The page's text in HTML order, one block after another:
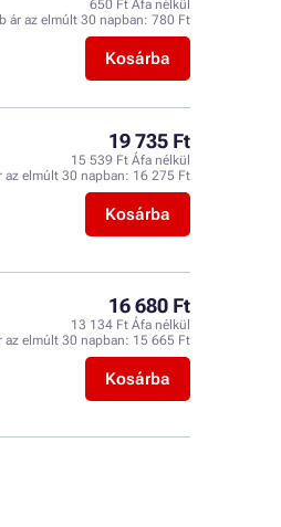
650 Ft Áfa nélkül
ár az elmúlt 30 napban: 780 Ft
Kosárba
19 735 Ft
15 539 Ft Áfa nélkül
az elmúlt 30 napban: 16 275 Ft
Kosárba
16 680 Ft
13 134 Ft Áfa nélkül
az elmúlt 30 napban: 15 665 Ft
Kosárba